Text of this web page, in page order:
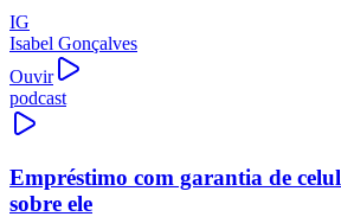
IG
Isabel Gonçalves
Ouvir
podcast
Empréstimo com garantia de
sobre ele